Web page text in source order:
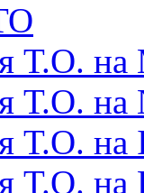
Т.О. на
Т.О. на
Т.О.
Т.О. на